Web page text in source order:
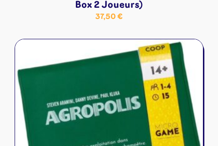
Box 2 Joueurs)
37,50€